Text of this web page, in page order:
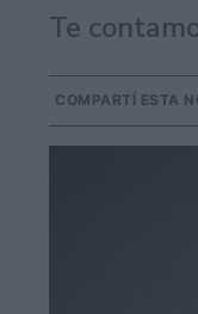
Te
COMPARTÍ ESTA